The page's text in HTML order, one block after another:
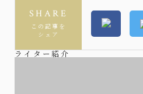
SHARE
この記事を
シェア
ライター紹介